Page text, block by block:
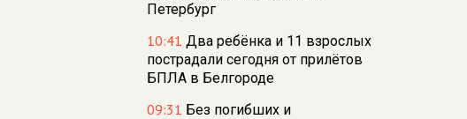
Петербург
10:41 Два ребёнка и 11 взрослых
пострадали сегодня от прилётов
БПЛА в Белгороде
09:31 Без погибших и